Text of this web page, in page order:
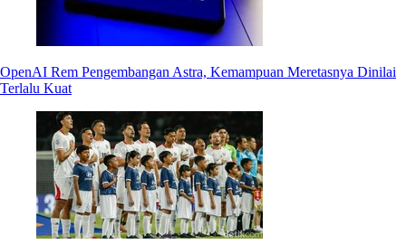
OpenAI Rem Pengembangan Astra, Kemampuan Meretasnya Dinilai
Terlalu Kuat